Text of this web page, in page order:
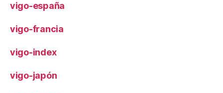
vigo-españa
vigo-francia
vigo-index
vigo-japón